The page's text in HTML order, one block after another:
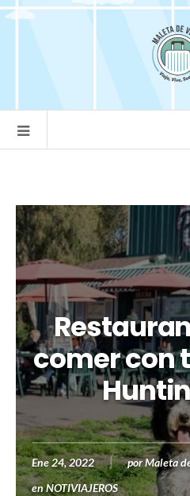
comer con
Ene 24, 2022 porMaleta
enNOTIVIAJEROS